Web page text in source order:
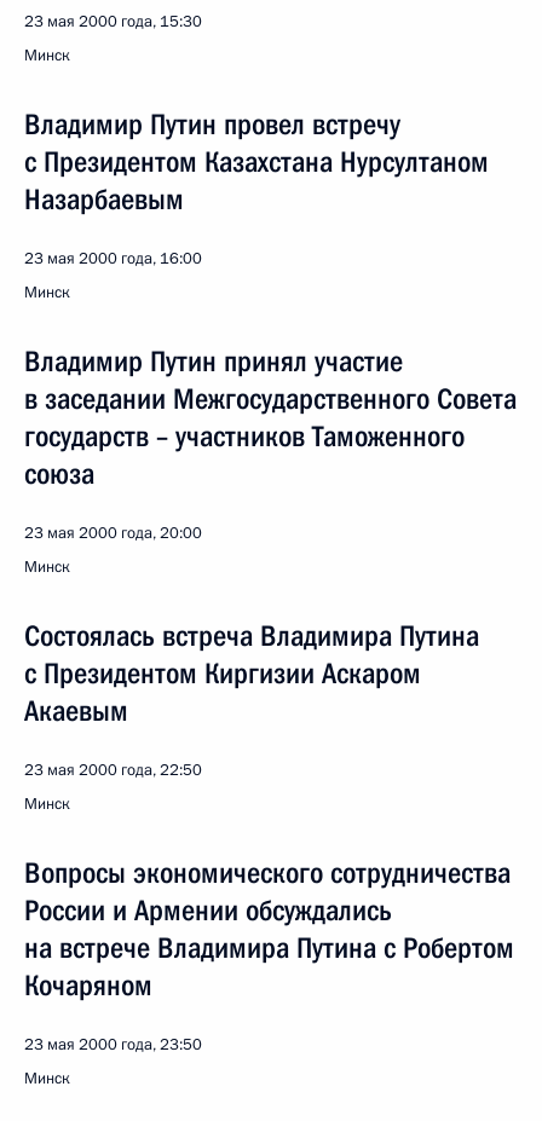
23 мая 2000 года, 15:30
Минск
Владимир Путин провел встречу
с Президентом Казахстана Нурсултаном
Назарбаевым
23 мая 2000 года, 16:00
Минск
Владимир Путин принял участие
в заседании Межгосударственного Совета
государств – участников Таможенного
союза
23 мая 2000 года, 20:00
Минск
Состоялась встреча Владимира Путина
с Президентом Киргизии Аскаром
Акаевым
23 мая 2000 года, 22:50
Минск
Вопросы экономического сотрудничества
России и Армении обсуждались
на встрече Владимира Путина с Робертом
Кочаряном
23 мая 2000 года, 23:50
Минск